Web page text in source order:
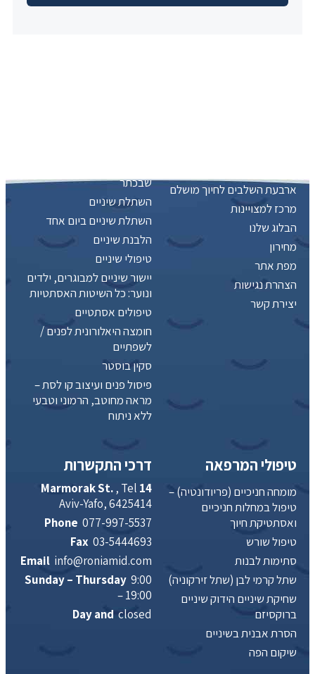
ארבעת השלבים לחיוך מושלם
מרכז למצויינות
הבלוג שלנו
מחירון
מפת אתר
הצהרת נגישות
יצירת קשר
שבכתר
השתלת שיניים
השתלת שיניים ביום אחד
הלבנת שיניים
טיפולי שיניים
יישור שיניים למבוגרים, ילדים
ונוער: כל השיטות האסתטיות
טיפולים אסתטיים
חומצה היאלורונית לפנים /
לשפתיים
סקין בוסטר
פיסול פנים ועיצוב קו לסת –
מראה מחוטב, הרמוני וטבעי
ללא ניתוח
טיפולי המרפאה
מומחה חניכיים (פריודונטיה) –
טיפול במחלות חניכיים
ואסתטיקת חיוך
טיפול שורש
סתימות לבנות
שתל קרמי לבן (שתל זירקוניה)
שחיקת שיניים הידוק שיניים
ברוקסיזם
הסרת אבנית בשיניים
שיקום הפה
דרכי התקשרות
14 Marmorak St.
, Tel
Aviv-Yafo, 6425414
Phone 077-997-5537
Fax 03-5444693
Email info@roniamid.com
Sunday – Thursday9:00
– 19:00
Day and closed